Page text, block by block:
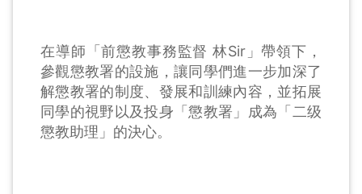
在導師「前懲教事務監督 林Sir」帶領下，
參觀懲教署的設施，讓同學們進一步加深了
解懲教署的制度、發展和訓練內容，並拓展
同學的視野以及投身「懲教署」成為「二级
懲教助理」的決心。